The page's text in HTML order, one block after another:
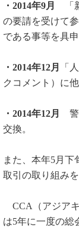
・2014年9月
の要請を受けて
である事等を具
・2014年12月
「
クコメント）に
・2014年12月
警
交換。
また、本年5月
取引の取り組み
CCA（アジア
は5年に一度の総